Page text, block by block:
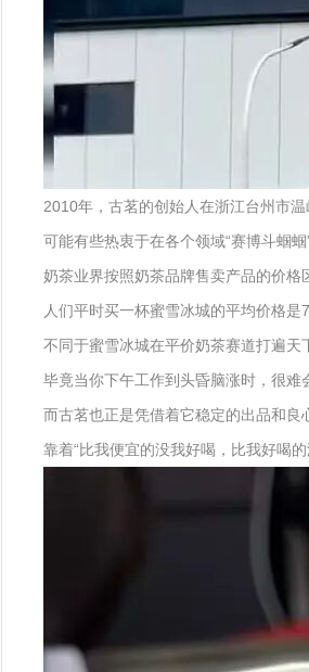
2010年，古茗的创始人在浙江台州市
可能有些热衷于在各个领域“赛博斗蝈
奶茶业界按照奶茶品牌售卖产品的价
人们平时买一杯蜜雪冰城的平均价格
不同于蜜雪冰城在平价奶茶赛道打遍
毕竟当你下午工作到头昏脑涨时，很
而古茗也正是凭借着它稳定的出品和
靠着“比我便宜的没我好喝，比我好喝